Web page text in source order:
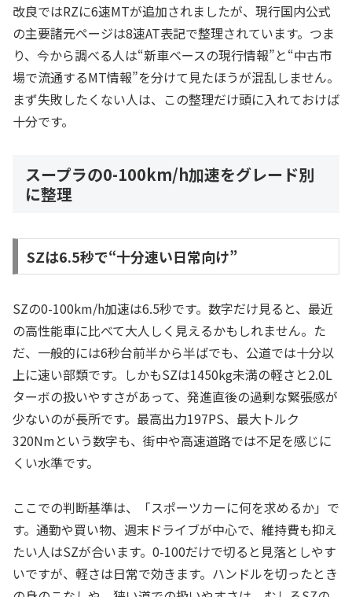
改良ではRZに6速MTが追加されましたが、現行国内公式
の主要諸元ページは8速AT表記で整理されています。つま
り、今から調べる人は“新車ベースの現行情報”と“中古市
場で流通するMT情報”を分けて見たほうが混乱しません。
まず失敗したくない人は、この整理だけ頭に入れておけば
十分です。
スープラの0-100km/h加速をグレード別
に整理
SZは6.5秒で“十分速い日常向け”
SZの0-100km/h加速は6.5秒です。数字だけ見ると、最近
の高性能車に比べて大人しく見えるかもしれません。た
だ、一般的には6秒台前半から半ばでも、公道では十分以
上に速い部類です。しかもSZは1450kg未満の軽さと2.0L
ターボの扱いやすさがあって、発進直後の過剰な緊張感が
少ないのが長所です。最高出力197PS、最大トルク
320Nmという数字も、街中や高速道路では不足を感じに
くい水準です。
ここでの判断基準は、「スポーツカーに何を求めるか」で
す。通勤や買い物、週末ドライブが中心で、維持費も抑え
たい人はSZが合います。0-100だけで切ると見落としやす
いですが、軽さは日常で効きます。ハンドルを切ったとき